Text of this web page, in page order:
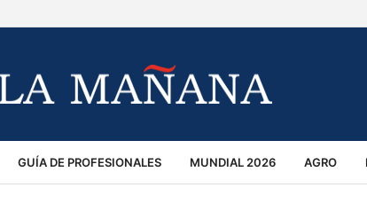
GUÍA DE PROFESIONALES MUNDIAL 2026 AGRO